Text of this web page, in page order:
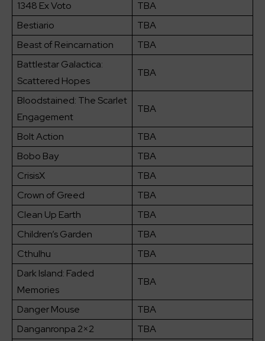
1348 Ex Voto
TBA
Bestiario
TBA
Beast of Reincarnation
TBA
Battlestar Galactica:
Scattered Hopes
TBA
Bloodstained: The Scarlet
Engagement
TBA
Bolt Action
TBA
Bobo Bay
TBA
CrisisX
TBA
Crown of Greed
TBA
Clean Up Earth
TBA
Children’s Garden
TBA
Cthulhu
TBA
Dark Island: Faded
Memories
TBA
Danger Mouse
TBA
Danganronpa 2×2
TBA